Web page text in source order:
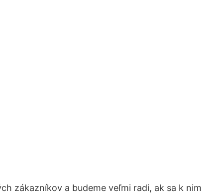
zákazníkov a budeme veľmi radi, ak sa k nim